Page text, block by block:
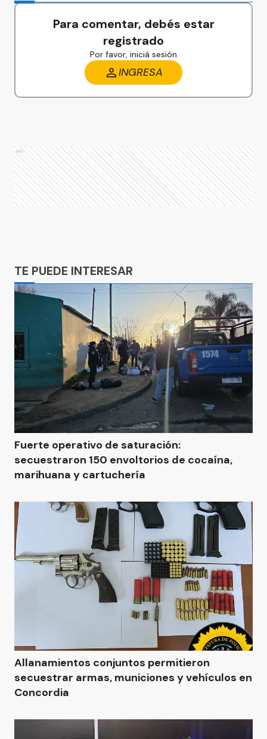
Para comentar, debés estar
registrado
Por favor, iniciá sesión
INGRESA
Ads
TE PUEDE INTERESAR
Fuerte operativo de saturación:
secuestraron 150 envoltorios de cocaína,
marihuana y cartuchería
Allanamientos conjuntos permitieron
secuestrar armas, municiones y vehículos en
Concordia